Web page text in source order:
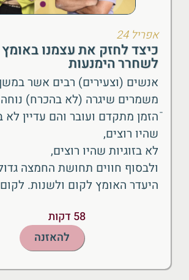
אפריל 24
כיצד לחזק את עצמנו באומץ
לשחרר הימנעות
אנשים (וצעירים) רבים אשר
משמרים שיגרה (לא בהכרח)
ֿהזמן מתקדם ועובר והם עדיין לא
שהיו רוצים,
לא בזוגיות שהיו רוצים,
ולבסוף חווים תחושת החמצה
היעדר האומץ לקום ולשנות.
58 דקות
להאזנה